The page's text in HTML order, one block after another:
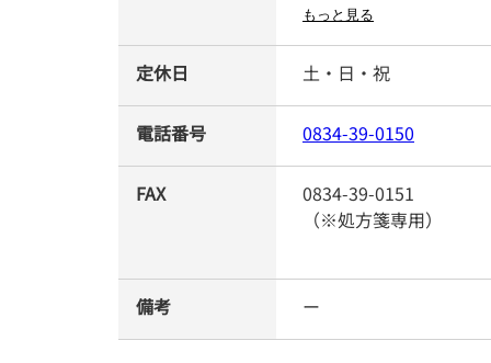
もっと見る
定休日 土・日・祝
電話番号 0834-39-0150
FAX
0834-39-0151
（※処方箋専用）
備考 ー